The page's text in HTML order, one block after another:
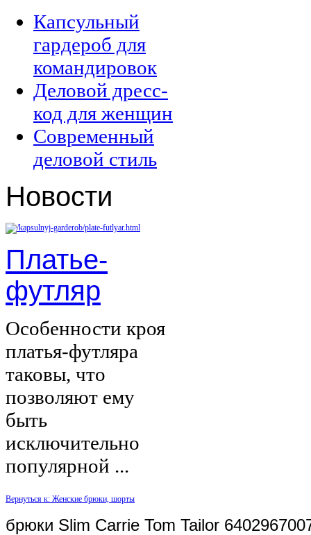
Капсульный
гардероб для
командировок
Деловой дресс-
код для женщин
Современный
деловой стиль
Новости
Платье-
футляр
Особенности кроя
платья-футляра
таковы, что
позволяют ему
быть
исключительно
популярной ...
Вернуться к: Женские брюки, шорты
брюки Slim Carrie Tom Tailor